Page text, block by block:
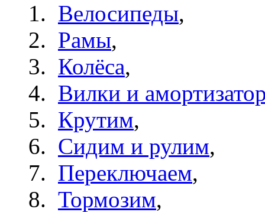
Велосипеды,
Рамы,
Колёса,
Вилки и
Крутим,
Сидим и рулим,
Переключаем,
Тормозим,